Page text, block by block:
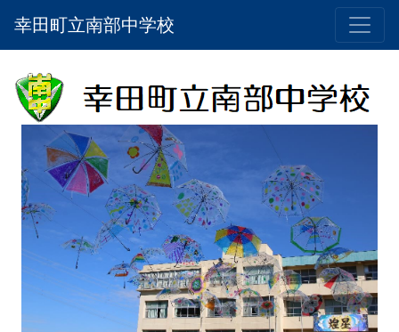
幸田町立南部中学校